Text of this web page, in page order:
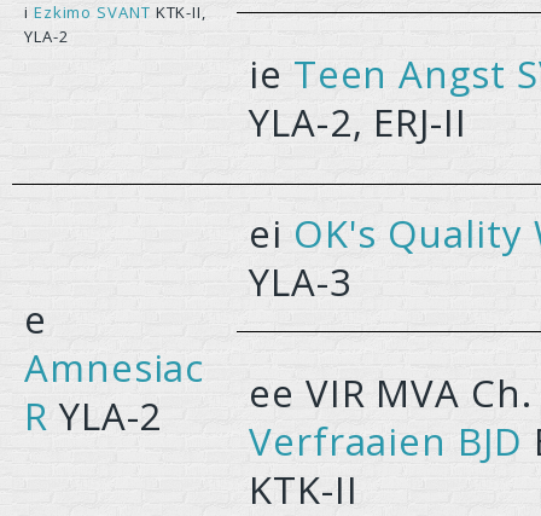
i Ezkimo SVANT KTK-II,
YLA-2
ie Teen Angst
YLA-2, ERJ-II
e
Amnesiac
R YLA-2
ei OK's Quality
YLA-3
ee VIR MVA Ch.
Verfraaien BJD
KTK-II